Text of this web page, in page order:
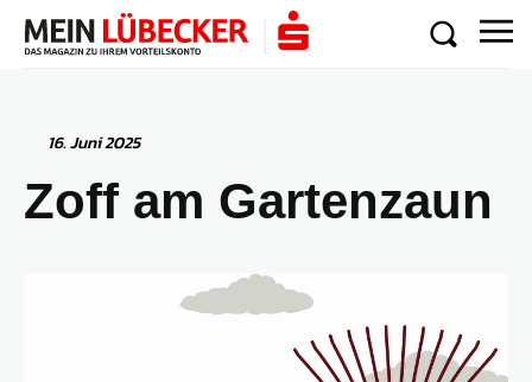
16. Juni 2025
Zoff am Gartenzaun